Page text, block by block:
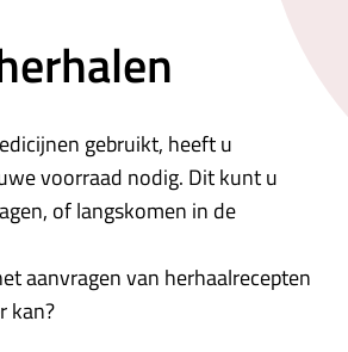
gebruikt, heeft u
voorraad nodig. Dit kunt u
of langskomen in de
aanvragen van herhaalrecepten
kan?